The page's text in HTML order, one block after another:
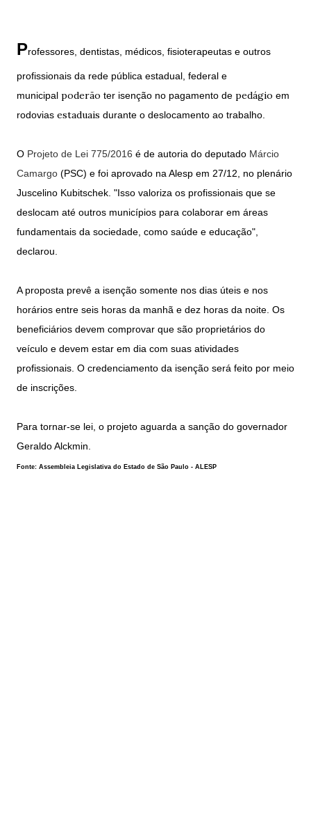
Professores, dentistas, médicos, fisioterapeutas e outros
profissionais da rede pública estadual, federal e
municipal poderão ter isenção no pagamento de pedágio em
rodovias estaduais durante o deslocamento ao trabalho.
O Projeto de Lei 775/2016 é de autoria do deputado Márcio
Camargo (PSC) e foi aprovado na Alesp em 27/12, no plenário
Juscelino Kubitschek. "Isso valoriza os profissionais que se
deslocam até outros municípios para colaborar em áreas
fundamentais da sociedade, como saúde e educação",
declarou.
A proposta prevê a isenção somente nos dias úteis e nos
horários entre seis horas da manhã e dez horas da noite. Os
beneficiários devem comprovar que são proprietários do
veículo e devem estar em dia com suas atividades
profissionais. O credenciamento da isenção será feito por meio
de inscrições.
Para tornar-se lei, o projeto aguarda a sanção do governador
Geraldo Alckmin
Fonte: Assembleia Legislativa do Estado de São Paulo - ALESP